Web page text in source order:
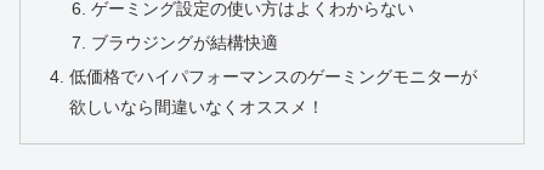
ゲーミング設定の使い方はよくわからない
ブラウジングが結構快適
低価格でハイパフォーマンスのゲーミングモニターが
欲しいなら間違いなくオススメ！